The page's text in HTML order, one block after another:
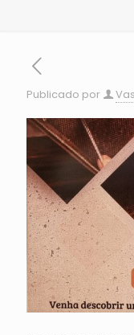
Publicado por